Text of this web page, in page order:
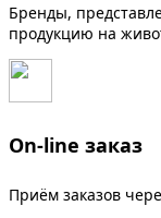
Бренды,
продукцию на
On-line заказ
Приём заказов